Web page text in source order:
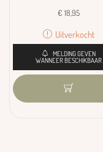
€ 18,95
Uitverkocht
MELDING GEVEN
WANNEER BESCHIKBAAR